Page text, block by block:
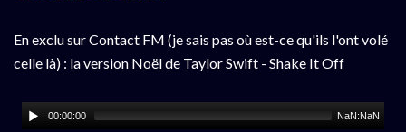
En exclu sur Contact FM (je sais pas où est-ce qu'ils l'ont volé
celle là) : la version Noël de Taylor Swift - Shake It Off
00:00:00 NaN:NaN